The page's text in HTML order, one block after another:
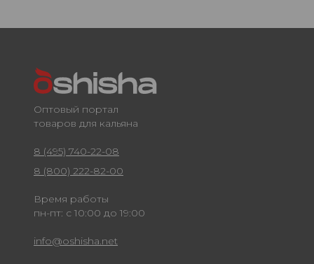
Оптовый портал
товаров для кальяна
8 (495) 740-22-08
8 (800) 222-82-00
Время работы
пн-пт: с 10:00 до 19:00
info@oshisha.net